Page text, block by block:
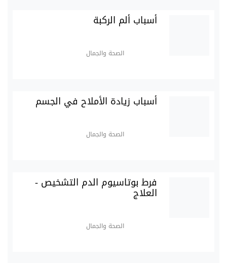
أسباب ألم الركبة
الصحة والجمال
أسباب زيادة الأملاح في الجسم
الصحة والجمال
فرط بوتاسيوم الدم التشخيص -
العلاج
الصحة والجمال